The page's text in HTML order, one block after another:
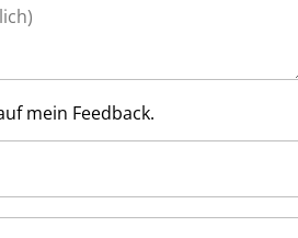
mein Feedback.